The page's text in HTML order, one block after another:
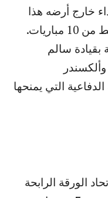
خارج أرضه هذا
الموسم، حيث حصد 20 نقطة فقط من 10 مباريات.
بقيادة سالم
التي يمنحها
الورقة الرابحة